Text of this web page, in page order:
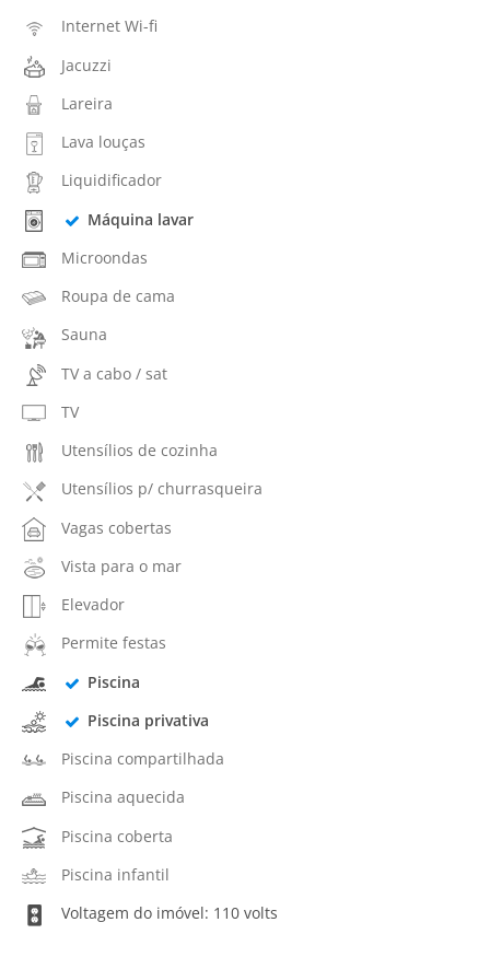
Internet Wi-fi
Jacuzzi
Lareira
Lava louças
Liquidificador
Máquina lavar
Microondas
Roupa de cama
Sauna
TV a cabo / sat
TV
Utensílios de cozinha
Utensílios p/ churrasqueira
Vagas cobertas
Vista para o mar
Elevador
Permite festas
Piscina
Piscina privativa
Piscina compartilhada
Piscina aquecida
Piscina coberta
Piscina infantil
Voltagem do imóvel: 110 volts